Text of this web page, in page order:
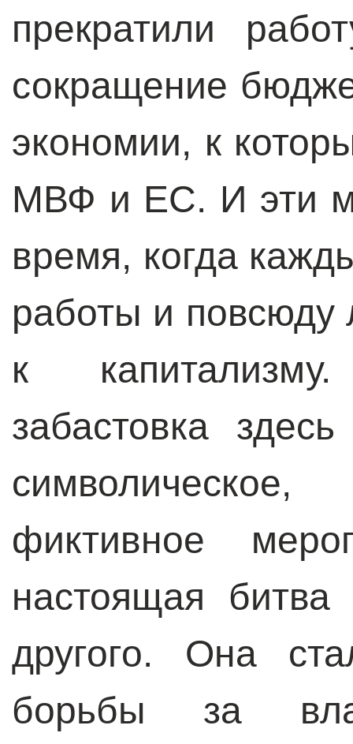
прекратили
сокращение
экономии, к
МВФ и ЕС. И эти
время, когда
работы и повсюду
к
забастовка
фиктивное
настоящая битва
другого. Она
борьбы за